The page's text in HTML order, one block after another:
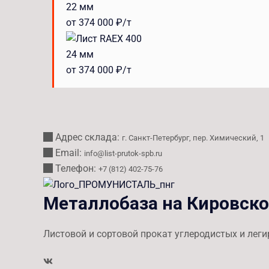
22 мм
от 374 000 ₽/т
24 мм
от 374 000 ₽/т
Адрес склада: г. Санкт-Петербург, пер. Химический, 1
Email: info@list-prutok-spb.ru
Телефон: +7 (812) 402-75-76
Металлобаза на
Листовой и сортовой прокат углеродистых и